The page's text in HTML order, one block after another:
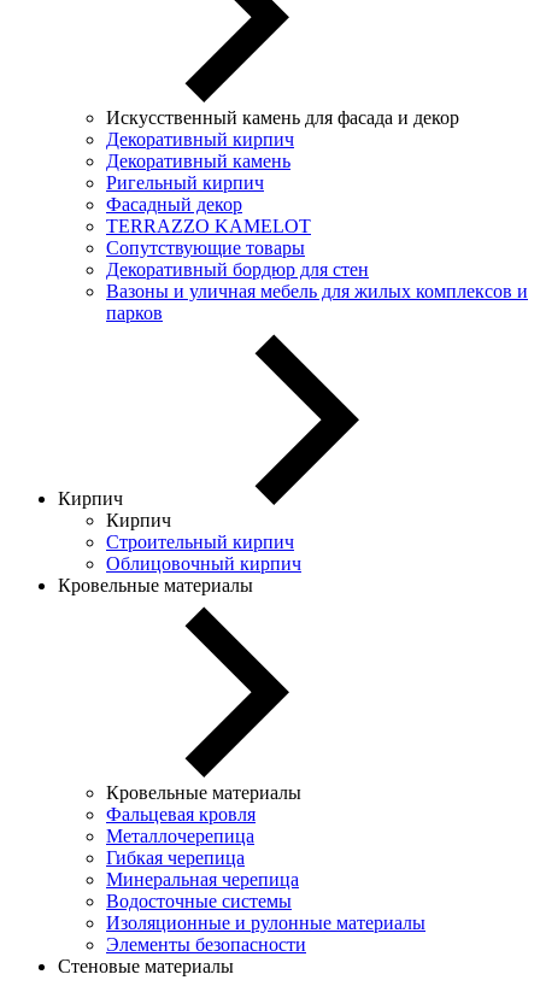
Искусственный камень для фасада и декор
Декоративный кирпич
Декоративный камень
Ригельный кирпич
Фасадный декор
TERRAZZO KAMELOT
Сопутствующие товары
Декоративный бордюр для стен
Вазоны и уличная мебель для жилых комплексов и
парков
Кирпич
Кирпич
Строительный кирпич
Облицовочный кирпич
Кровельные материалы
Кровельные материалы
Фальцевая кровля
Металлочерепица
Гибкая черепица
Минеральная черепица
Водосточные системы
Изоляционные и рулонные материалы
Элементы безопасности
Стеновые материалы